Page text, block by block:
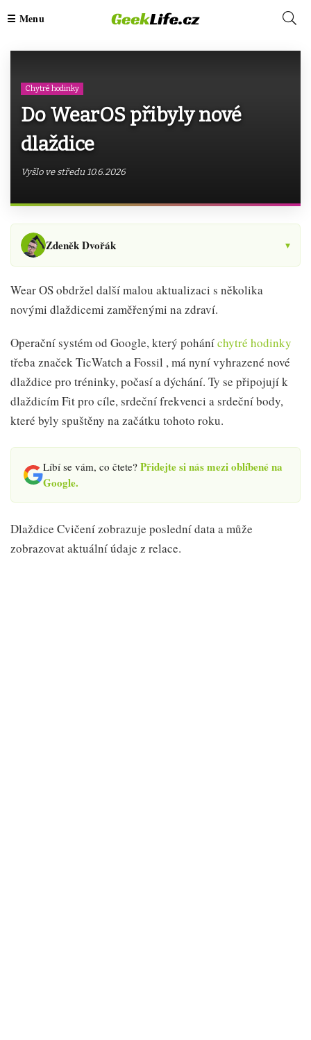
Chytré hodinky
Do WearOS přibyly nové
dlaždice
Vyšlo ve středu 10.6.2026
Zdeněk Dvořák ▾
Wear OS obdržel další malou aktualizaci s několika
novými dlaždicemi zaměřenými na zdraví.
Operační systém od Google, který poháníchytré hodinky
třeba značek TicWatch a Fossil , má nyní vyhrazené nové
dlaždice pro tréninky, počasí a dýchání. Ty se připojují k
dlaždicím Fit pro cíle, srdeční frekvenci a srdeční body,
které byly spuštěny na začátku tohoto roku.
Líbí se vám, co čtete? Přidejte si nás mezi oblíbené na
Google.
Dlaždice Cvičení zobrazuje poslední data a může
zobrazovat aktuální údaje z relace.